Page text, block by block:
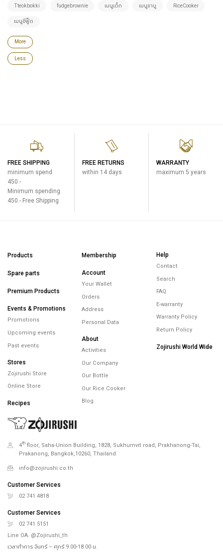
Tteokbokki fudgebrownie เมนูเด็ก เมนูชาบู RiceCooker
เมนูซีฟู๊ด
More
Less
FREE SHIPPING
minimum spend
450.-
Minimum spending
450.- Free Shipping
FREE RETURNS
within 14 days
WARRANTY
maximum 5 years
Products
Spare parts
Premium Products
Events & Promotions
Promotions
Upcoming events
Past events
Stores
Zojirushi Store
Online Store
Recipes
Membership
Account
Your Wallet
Orders
Address
Personal Data
About
Activities
Our Company
Our Bottle
Our Rice Cooker
Blog
Help
Contact
Search
FAQ
E-warranty
Warranty Policy
Return Policy
Zojirushi World Wide
4th floor, Saha-Union Building, 1828, Sukhumvit road, Prakhanong-Tai,
Prakanong, Bangkok,10260, Thailand
info@zojirushi.co.th
Customer Services
02 741 4818
Customer Services
02 741 5151
Line OA. @Zojirushi_th
เวลาทำการ จันทร์ – ศุกร์ 9.00-18.00 น.